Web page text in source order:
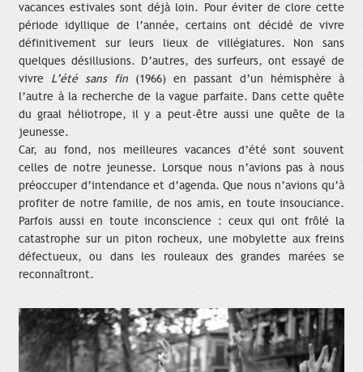
vacances estivales sont déjà loin. Pour éviter de clore cette
période idyllique de l’année, certains ont décidé de vivre
définitivement sur leurs lieux de villégiatures. Non sans
quelques désillusions. D’autres, des surfeurs, ont essayé de
vivre L’été sans fin (1966) en passant d’un hémisphère à
l’autre à la recherche de la vague parfaite. Dans cette quête
du graal héliotrope, il y a peut-être aussi une quête de la
jeunesse.
Car, au fond, nos meilleures vacances d’été sont souvent
celles de notre jeunesse. Lorsque nous n’avions pas à nous
préoccuper d’intendance et d’agenda. Que nous n’avions qu’à
profiter de notre famille, de nos amis, en toute insouciance.
Parfois aussi en toute inconscience : ceux qui ont frôlé la
catastrophe sur un piton rocheux, une mobylette aux freins
défectueux, ou dans les rouleaux des grandes marées se
reconnaîtront.